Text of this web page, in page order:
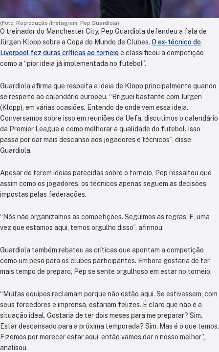
(Foto: Reprodução /Instagram: Pep Guardiola)
O treinador do Manchester City, Pep Guardiola defendeu a fala de
Jürgen Klopp sobre a Copa do Mundo de Clubes. O ex-técnico do
Liverpool fez duras críticas ao torneioe classificou a competição
como a “pior ideia já implementada no futebol”.
Guardiola afirma que respeita a ideia de Klopp principalmente quando
se respeito ao calendário europeu. “Briguei bastante com Jürgen
(Klopp), em várias ocasiões. Entendo de onde vem essa ideia.
Conversamos sobre isso em reuniões da Uefa, discutimos o calendário
da Premier League e como melhorar a qualidade do futebol. Isso
passa por dar mais descanso aos jogadores e técnicos”, disse
Guardiola.
Apesar de terem ideias parecidas sobre o torneio, Pep ressaltou que
assim como os jogadores, os técnicos apenas seguem as decisões
impostas pelas federações.
“Nós não organizamos as competições. Seguimos as regras. E, uma
vez que estamos aqui, temos orgulho disso”, afirmou.
Guardiola também rebateu as críticas que apontam a competição
como um peso para os clubes participantes. Embora gostaria de ter
mais tempo de preparo, Pep se sente orgulhoso em estar no torneio.
“Muitas equipes reclamam porque não estão aqui. Se estivessem, com
seus torcedores e imprensa, estariam felizes. É claro que não é a
situação ideal. Gostaria de ter dois meses para me preparar? Sim.
Estar descansado para a próxima temporada? Sim. Mas é o que temos.
Fizemos por merecer estar aqui, então vamos dar o nosso melhor”,
analisou.